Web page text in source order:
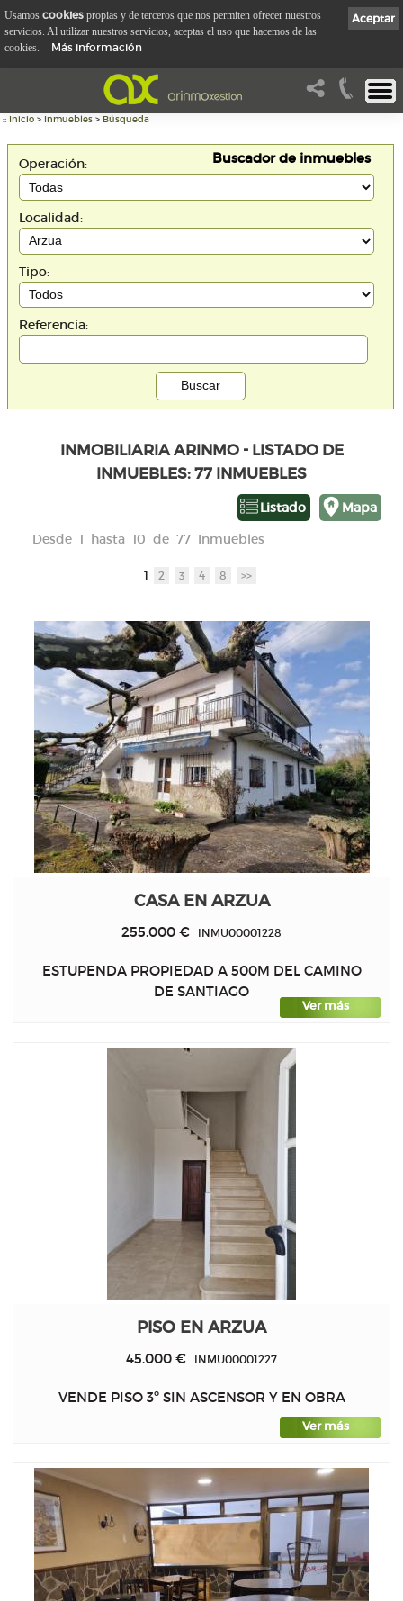
:: Inicio > Inmuebles > Búsqueda
Buscador de inmuebles
Operación:
Localidad:
Tipo:
Referencia:
INMOBILIARIA ARINMO - LISTADO DE
INMUEBLES: 77 INMUEBLES
Mapa
Listado
Desde 1 hasta 10 de 77 Inmuebles
1 2 3 4 8 >>
CASA EN ARZUA
255.000 € INMU00001228
ESTUPENDA PROPIEDAD A 500M DEL CAMINO
DE SANTIAGO
Ver más
PISO EN ARZUA
45.000 € INMU00001227
VENDE PISO 3º SIN ASCENSOR Y EN OBRA
Ver más
Aceptar
Usamos cookies propias y de terceros que nos permiten ofrecer nuestros
servicios. Al utilizar nuestros servicios, aceptas el uso que hacemos de las
cookies.
Más información